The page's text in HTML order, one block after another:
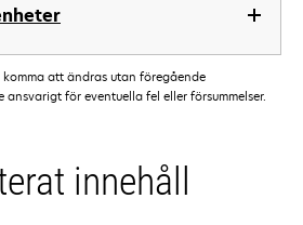
att ändras utan föregående
ansvarigt för eventuella fel eller försummelser.
innehåll